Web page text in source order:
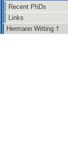
Recent PhDs
Links
Hermann Witting †